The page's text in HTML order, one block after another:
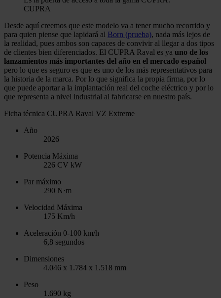
CUPRA
Desde aquí creemos que este modelo va a tener mucho recorrido y
para quien piense que lapidará al Born (prueba), nada más lejos de
la realidad, pues ambos son capaces de convivir al llegar a dos tipos
de clientes bien diferenciados. El CUPRA Raval es ya uno de los
lanzamientos más importantes del año en el mercado español
pero lo que es seguro es que es uno de los más representativos para
la historia de la marca. Por lo que significa la propia firma, por lo
que puede aportar a la implantación real del coche eléctrico y por lo
que representa a nivel industrial al fabricarse en nuestro país.
Ficha técnica CUPRA Raval VZ Extreme
Año
2026
Potencia Máxima
226 CV kW
Par máximo
290 N·m
Velocidad Máxima
175 Km/h
Aceleración 0-100 km/h
6,8 segundos
Dimensiones
4.046 x 1.784 x 1.518 mm
Peso
1.690 kg